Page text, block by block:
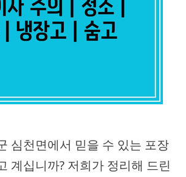
심천면에서 믿을 수 있는 포장
계십니까? 저희가 정리해 드린